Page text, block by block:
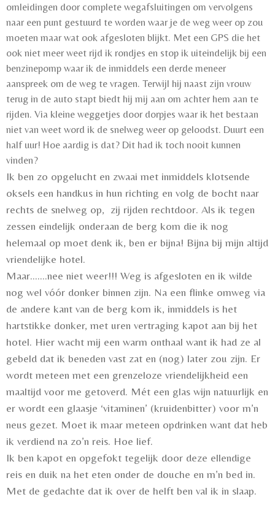
omleidingen door complete wegafsluitingen om vervolgens
naar een punt gestuurd te worden waar je de weg weer op zou
moeten maar wat ook afgesloten blijkt. Met een GPS die het
ook niet meer weet rijd ik rondjes en stop ik uiteindelijk bij een
benzinepomp waar ik de inmiddels een derde meneer
aanspreek om de weg te vragen. Terwijl hij naast zijn vrouw
terug in de auto stapt biedt hij mij aan om achter hem aan te
rijden. Via kleine weggetjes door dorpjes waar ik het bestaan
niet van weet word ik de snelweg weer op geloodst. Duurt een
half uur! Hoe aardig is dat? Dit had ik toch nooit kunnen
vinden?
Ik ben zo opgelucht en zwaai met inmiddels klotsende
oksels een handkus in hun richting en volg de bocht naar
rechts de snelweg op, zij rijden rechtdoor. Als ik tegen
zessen eindelijk onderaan de berg kom die ik nog
helemaal op moet denk ik, ben er bijna! Bijna bij mijn altijd
vriendelijke hotel.
Maar.......nee niet weer!!! Weg is afgesloten en ik wilde
nog wel vóór donker binnen zijn. Na een flinke omweg via
de andere kant van de berg kom ik, inmiddels is het
hartstikke donker, met uren vertraging kapot aan bij het
hotel. Hier wacht mij een warm onthaal want ik had ze al
gebeld dat ik beneden vast zat en (nog) later zou zijn. Er
wordt meteen met een grenzeloze vriendelijkheid een
maaltijd voor me getoverd. Mét een glas wijn natuurlijk en
er wordt een glaasje ‘vitaminen’ (kruidenbitter) voor m’n
neus gezet. Moet ik maar meteen opdrinken want dat heb
ik verdiend na zo’n reis. Hoe lief.
Ik ben kapot en opgefokt tegelijk door deze ellendige
reis en duik na het eten onder de douche en m’n bed in.
Met de gedachte dat ik over de helft ben val ik in slaap.